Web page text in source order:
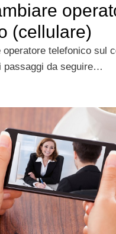
(cellulare)
operatore telefonico sul
passaggi da seguire…